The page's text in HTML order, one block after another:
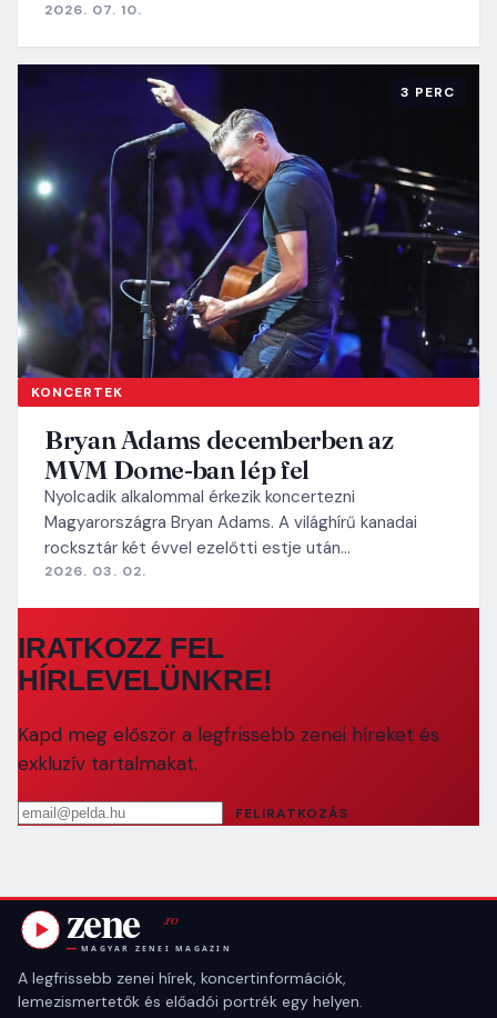
2026. 07. 10.
KONCERTEK
3 PERC
Bryan Adams decemberben az
MVM Dome-ban lép fel
Nyolcadik alkalommal érkezik koncertezni
Magyarországra Bryan Adams. A világhírű kanadai
rocksztár két évvel ezelőtti estje után…
2026. 03. 02.
IRATKOZZ FEL
HÍRLEVELÜNKRE!
Kapd meg először a legfrissebb zenei híreket és
exkluzív tartalmakat.
Email cím
FELIRATKOZÁS
A legfrissebb zenei hírek, koncertinformációk,
lemezismertetők és előadói portrék egy helyen.